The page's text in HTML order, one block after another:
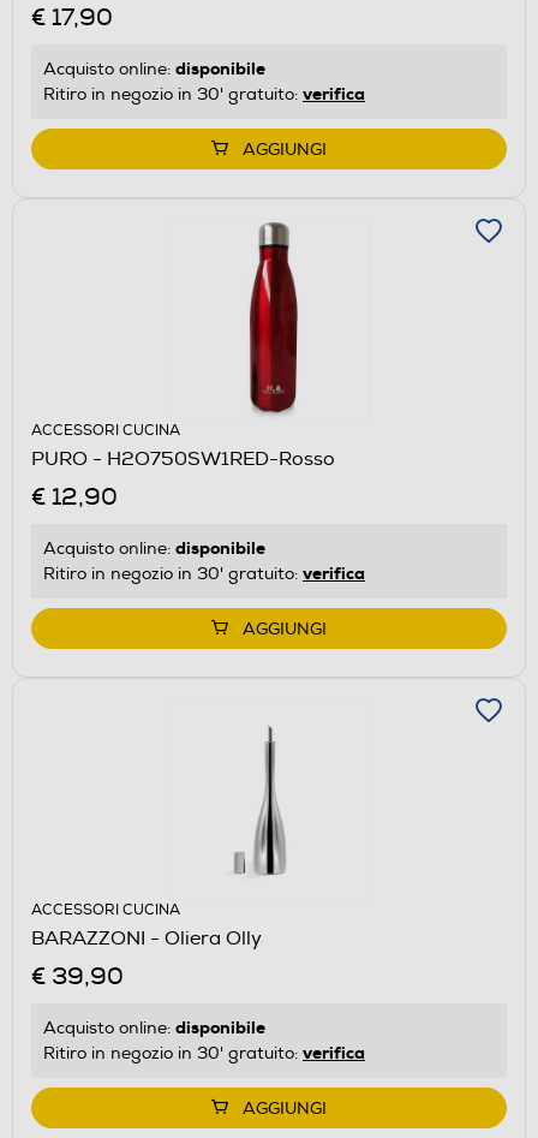
€ 17,90
Acquisto online: disponibile
Ritiro in negozio in 30' gratuito: verifica
AGGIUNGI
ACCESSORI CUCINA
PURO - H2O750SW1RED-Rosso
€ 12,90
Acquisto online: disponibile
Ritiro in negozio in 30' gratuito: verifica
AGGIUNGI
ACCESSORI CUCINA
BARAZZONI - Oliera Olly
€ 39,90
Acquisto online: disponibile
Ritiro in negozio in 30' gratuito: verifica
AGGIUNGI